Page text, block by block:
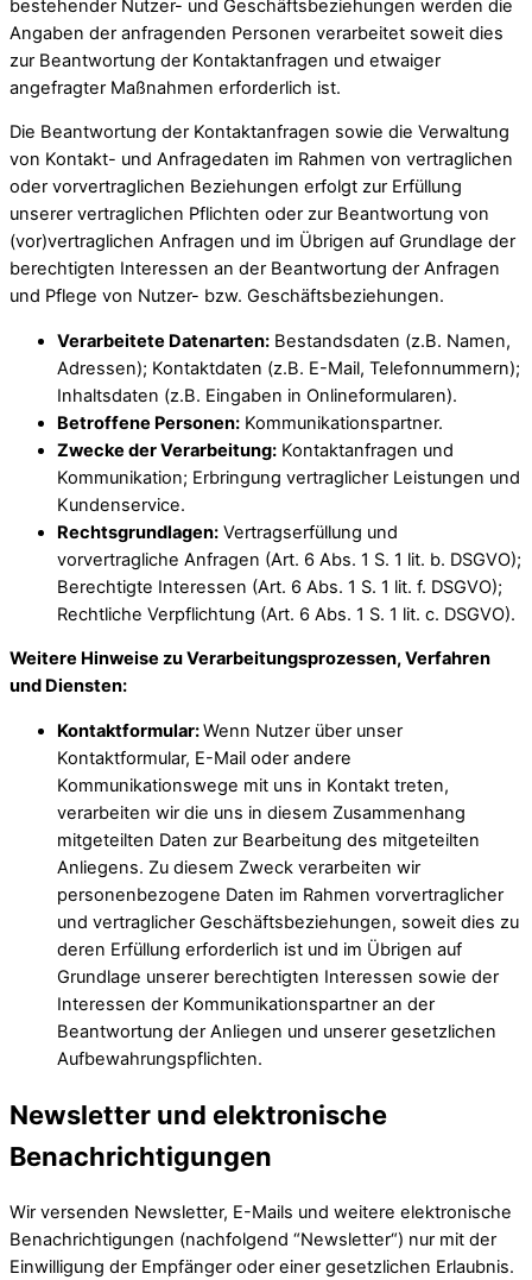
bestehender Nutzer- und Geschäftsbeziehungen werden die
Angaben der anfragenden Personen verarbeitet soweit dies
zur Beantwortung der Kontaktanfragen und etwaiger
angefragter Maßnahmen erforderlich ist.
Die Beantwortung der Kontaktanfragen sowie die Verwaltung
von Kontakt- und Anfragedaten im Rahmen von vertraglichen
oder vorvertraglichen Beziehungen erfolgt zur Erfüllung
unserer vertraglichen Pflichten oder zur Beantwortung von
(vor)vertraglichen Anfragen und im Übrigen auf Grundlage der
berechtigten Interessen an der Beantwortung der Anfragen
und Pflege von Nutzer- bzw. Geschäftsbeziehungen.
Verarbeitete Datenarten: Bestandsdaten (z.B. Namen,
Adressen); Kontaktdaten (z.B. E-Mail, Telefonnummern);
Inhaltsdaten (z.B. Eingaben in Onlineformularen).
Betroffene Personen: Kommunikationspartner.
Zwecke der Verarbeitung: Kontaktanfragen und
Kommunikation; Erbringung vertraglicher Leistungen und
Kundenservice.
Rechtsgrundlagen: Vertragserfüllung und
vorvertragliche Anfragen (Art. 6 Abs. 1 S. 1 lit. b. DSGVO);
Berechtigte Interessen (Art. 6 Abs. 1 S. 1 lit. f. DSGVO);
Rechtliche Verpflichtung (Art. 6 Abs. 1 S. 1 lit. c. DSGVO).
Weitere Hinweise zu Verarbeitungsprozessen, Verfahren
und Diensten:
Kontaktformular:Wenn Nutzer über unser
Kontaktformular, E-Mail oder andere
Kommunikationswege mit uns in Kontakt treten,
verarbeiten wir die uns in diesem Zusammenhang
mitgeteilten Daten zur Bearbeitung des mitgeteilten
Anliegens. Zu diesem Zweck verarbeiten wir
personenbezogene Daten im Rahmen vorvertraglicher
und vertraglicher Geschäftsbeziehungen, soweit dies zu
deren Erfüllung erforderlich ist und im Übrigen auf
Grundlage unserer berechtigten Interessen sowie der
Interessen der Kommunikationspartner an der
Beantwortung der Anliegen und unserer gesetzlichen
Aufbewahrungspflichten.
Newsletter und elektronische
Benachrichtigungen
Wir versenden Newsletter, E-Mails und weitere elektronische
Benachrichtigungen (nachfolgend “Newsletter“) nur mit der
Einwilligung der Empfänger oder einer gesetzlichen Erlaubnis.